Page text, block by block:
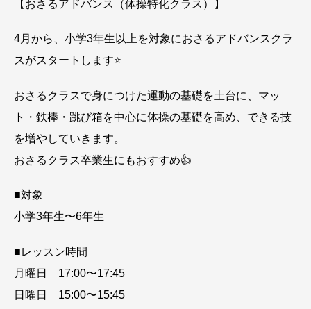
【おさるアドバンス（体操特化クラス）】
4月から、小学3年生以上を対象におさるアドバンスクラ
スがスタートします⭐️
おさるクラスで身につけた運動の基礎を土台に、マッ
ト・鉄棒・跳び箱を中心に体操の基礎を高め、できる技
を増やしていきます。
おさるクラス卒業生にもおすすめ👍
■対象
小学3年生〜6年生
■レッスン時間
月曜日 17:00〜17:45
日曜日 15:00〜15:45